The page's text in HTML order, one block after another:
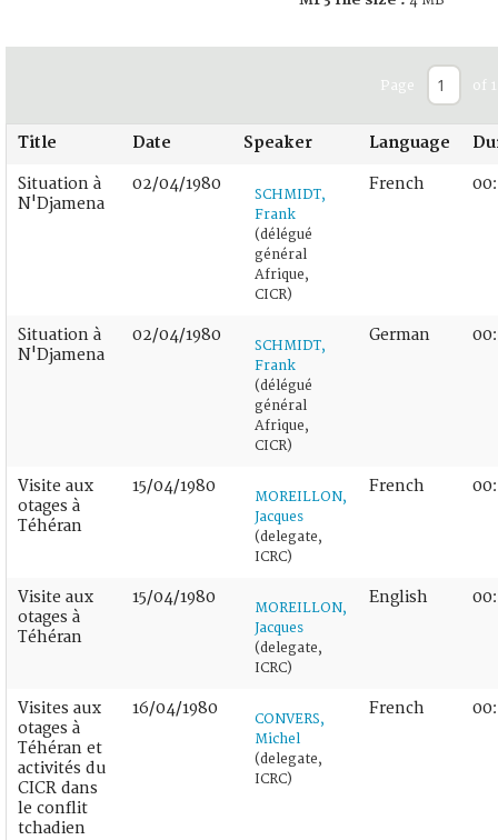
Page of 1
Title Date Speaker Language
Situation à
N'Djamena
02/04/1980
SCHMIDT,
Frank
(délégué
général
Afrique,
CICR)
French
Situation à
N'Djamena
02/04/1980
SCHMIDT,
Frank
(délégué
général
Afrique,
CICR)
German
Visite aux
otages à
Téhéran
15/04/1980
MOREILLON,
Jacques
(delegate,
ICRC)
French
Visite aux
otages à
Téhéran
15/04/1980
MOREILLON,
Jacques
(delegate,
ICRC)
English
Visites aux
otages à
Téhéran et
activités du
CICR dans
le conflit
tchadien
16/04/1980
CONVERS,
Michel
(delegate,
ICRC)
French